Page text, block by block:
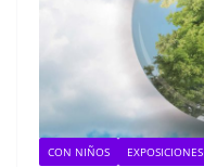
CON NIÑOS EXPOSICIONES